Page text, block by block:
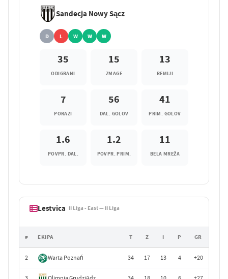
Sandecja Nowy Sącz
D L W W W
35
ODIGRANI
15
ZMAGE
13
REMIJI
7
PORAZI
56
DAL. GOLOV
41
PRIM. GOLOV
1.6
POVPR. DAL.
1.2
POVPR. PRIM.
11
BELA MREŽA
Lestvica II Liga - East — II Liga
# EKIPA T Z I P GR
2 Warta Poznań 34 17 13 4 +20